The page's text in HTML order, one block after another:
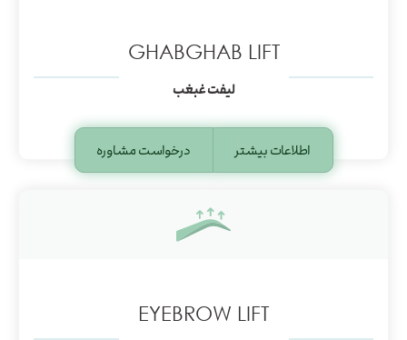
GHABGHAB LIFT
لیفت غبغب
اطلاعات بیشتر درخواست مشاوره
EYEBROW LIFT